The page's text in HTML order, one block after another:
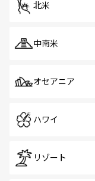
北米
中南米
オセアニア
ハワイ
リゾート